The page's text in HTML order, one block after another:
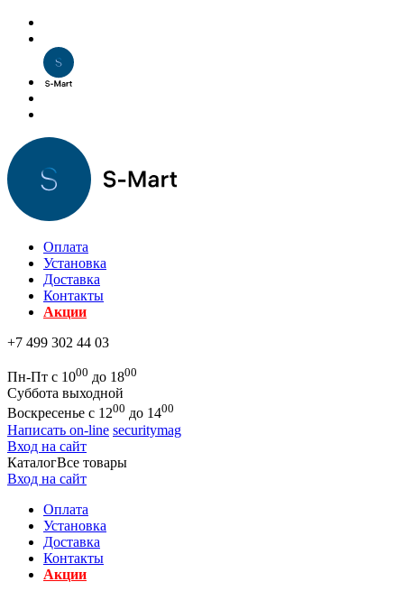
Оплата
Установка
Доставка
Контакты
Акции
+7 499 302 44 03
Пн-Пт с 1000 до 1800
Суббота выходной
Воскресенье с 1200 до 1400
Написать on-line securitymag
Вход на сайт
КаталогВсе товары
Вход на сайт
Оплата
Установка
Доставка
Контакты
Акции